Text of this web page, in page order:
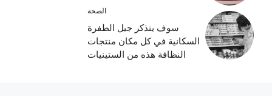
الصحة
سوف يتذكر جيل الطفرة
السكانية في كل مكان منتجات
النظافة هذه من الستينيات